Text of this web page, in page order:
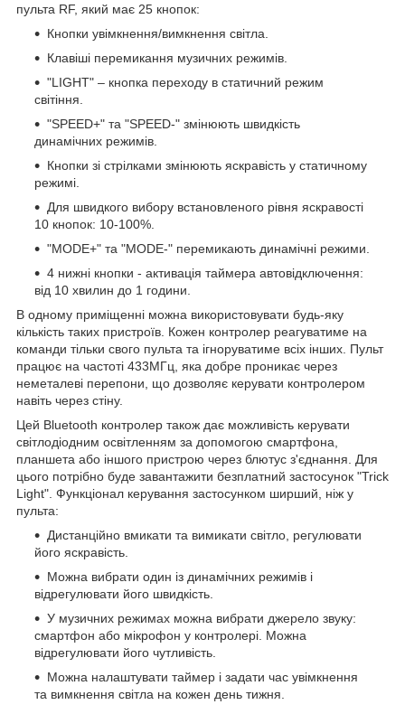
пульта RF, який має 25 кнопок:
Кнопки увімкнення/вимкнення світла.
Клавіші перемикання музичних режимів.
"LIGHT" – кнопка переходу в статичний режим
світіння.
"SPEED+" та "SPEED-" змінюють швидкість
динамічних режимів.
Кнопки зі стрілками змінюють яскравість у статичному
режимі.
Для швидкого вибору встановленого рівня яскравості
10 кнопок: 10-100%.
"MODE+" та "MODE-" перемикають динамічні режими.
4 нижні кнопки - активація таймера автовідключення:
від 10 хвилин до 1 години.
В одному приміщенні можна використовувати будь-яку
кількість таких пристроїв. Кожен контролер реагуватиме на
команди тільки свого пульта та ігноруватиме всіх інших. Пульт
працює на частоті 433МГц, яка добре проникає через
неметалеві перепони, що дозволяє керувати контролером
навіть через стіну.
Цей Bluetooth контролер також дає можливість керувати
світлодіодним освітленням за допомогою смартфона,
планшета або іншого пристрою через блютус з'єднання. Для
цього потрібно буде завантажити безплатний застосунок "Trick
Light". Функціонал керування застосунком ширший, ніж у
пульта:
Дистанційно вмикати та вимикати світло, регулювати
його яскравість.
Можна вибрати один із динамічних режимів і
відрегулювати його швидкість.
У музичних режимах можна вибрати джерело звуку:
смартфон або мікрофон у контролері. Можна
відрегулювати його чутливість.
Можна налаштувати таймер і задати час увімкнення
та вимкнення світла на кожен день тижня.